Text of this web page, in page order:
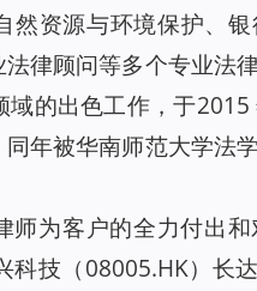
然资源与环境保护、
律顾问等多个专业法
的出色工作，于
年被华南师范大学法
师为客户的全力付出
科技（08005.HK）长